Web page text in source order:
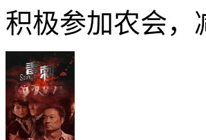
积极参加农会，